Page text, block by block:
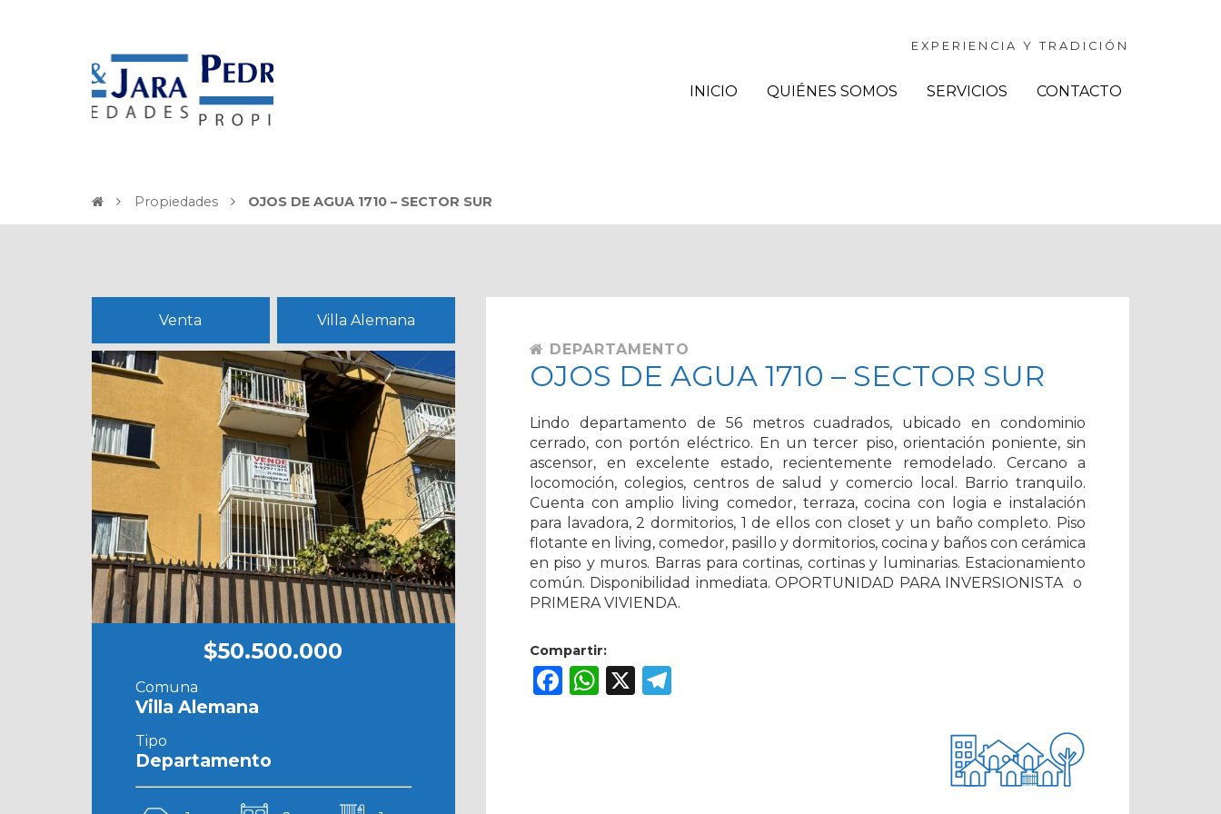
EXPERIENCIA Y TRADICIÓN
INICIO QUIÉNES SOMOS SERVICIOS CONTACTO
Propiedades OJOS DE AGUA 1710 – SECTOR SUR
Venta Villa Alemana
$50.500.000
Comuna
Villa Alemana
Tipo
Departamento
DEPARTAMENTO
OJOS DE AGUA 1710 – SECTOR SUR
Lindo departamento de 56 metros cuadrados, ubicado en condominio
cerrado, con portón eléctrico. En un tercer piso, orientación poniente, sin
ascensor, en excelente estado, recientemente remodelado. Cercano a
locomoción, colegios, centros de salud y comercio local. Barrio tranquilo.
Cuenta con amplio living comedor, terraza, cocina con logia e instalación
para lavadora, 2 dormitorios, 1 de ellos con closet y un baño completo. Piso
flotante en living, comedor, pasillo y dormitorios, cocina y baños con cerámica
en piso y muros. Barras para cortinas, cortinas y luminarias. Estacionamiento
común. Disponibilidad inmediata. OPORTUNIDAD PARA INVERSIONISTA o
PRIMERA VIVIENDA.
Compartir:
Facebook
WhatsApp
X Telegram